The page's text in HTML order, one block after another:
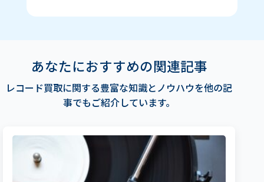
あなたにおすすめの関連記事
レコード買取に関する豊富な知識とノウハウを他の記
事でもご紹介しています。